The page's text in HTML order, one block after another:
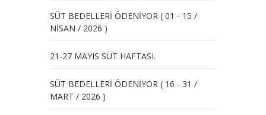
SÜT BEDELLERİ ÖDENİYOR ( 01 - 15 /
NİSAN / 2026 )
21-27 MAYIS SÜT HAFTASI.
SÜT BEDELLERİ ÖDENİYOR ( 16 - 31 /
MART / 2026 )